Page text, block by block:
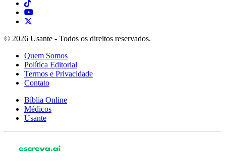
© 2026 Usante - Todos os direitos reservados.
Quem Somos
Política Editorial
Termos e Privacidade
Contato
Bíblia Online
Médicos
Usante